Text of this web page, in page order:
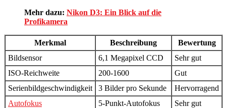
Mehr dazu: Nikon D3: Ein Blick auf die
Profikamera
Merkmal Beschreibung
Bewertung
Bildsensor
6,1 Megapixel CCD
Sehr gut
ISO-Reichweite
200-1600
Gut
Serienbildgeschwindigkeit
3 Bilder pro Sekunde
Hervorragend
Autofokus
5-Punkt-Autofokus
Sehr gut